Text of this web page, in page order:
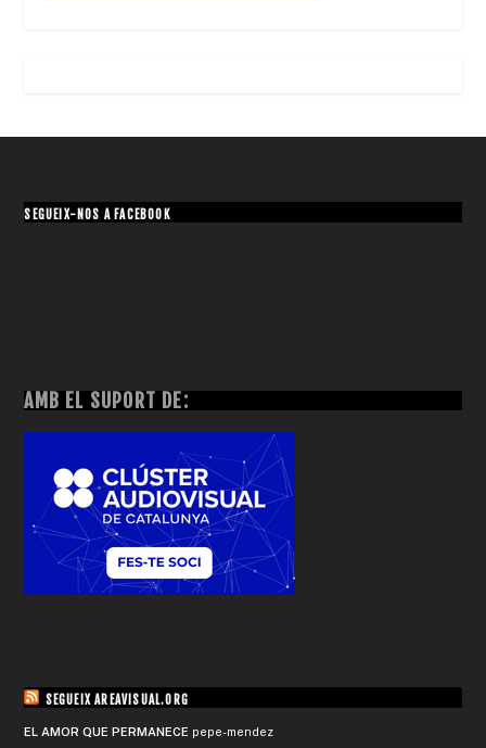
SEGUEIX-NOS A FACEBOOK
AMB EL SUPORT DE:
SEGUEIX AREAVISUAL.ORG
EL AMOR QUE PERMANECE pepe-mendez